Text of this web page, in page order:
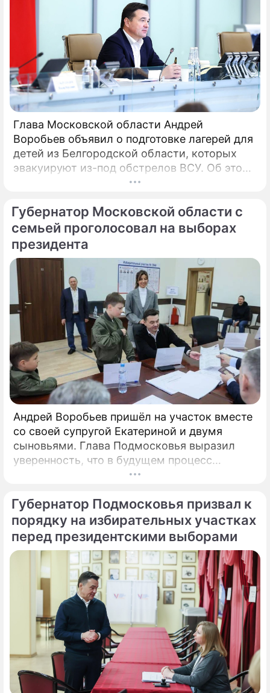
Глава Московской области Андрей
Воробьев объявил о подготовке лагерей для
детей из Белгородской области, которых
эвакуируют из-под обстрелов ВСУ. Об этом
говорится в сообщении, распространенном
Подмосковья. «Мы не можем оставаться в
стороне.
Губернатор Московской области с
семьей проголосовал на выборах
президента
Андрей Воробьев пришёл на участок вместе
со своей супругой Екатериной и двумя
сыновьями. Глава Подмосковья выразил
уверенность, что в будущем процесс
голосования продолжит
пресс-службе правительства региона.
«Выборы — это всегда важно.
Губернатор Подмосковья призвал к
порядку на избирательных участках
перед президентскими выборами